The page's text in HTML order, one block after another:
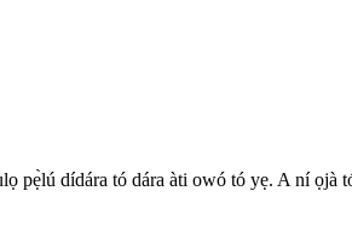
pẹ̀lú dídára tó dára àti owó tó yẹ. A ní